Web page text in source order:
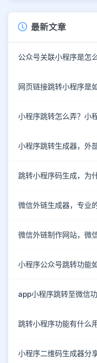
最新文章
公众号关联小程序是怎
网页链接跳转小程序是
小程序跳转怎么弄？小
小程序跳转生成器，外
跳转小程序码生成，为
微信外链生成器，专业
微信外链制作网站，微
小程序公众号跳转功能
app小程序跳转至微信
跳转小程序功能有什么
小程序二维码生成器分